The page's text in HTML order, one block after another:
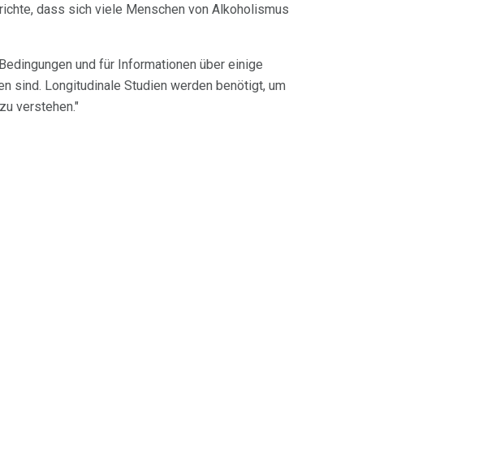
dass sich viele Menschen von Alkoholismus
und für Informationen über einige
sind. Longitudinale Studien werden benötigt, um
verstehen."